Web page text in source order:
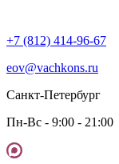
+7 (812) 414-96-67
eov@vachkons.ru
Санкт-Петербург
Пн-Вс - 9:00 - 21:00